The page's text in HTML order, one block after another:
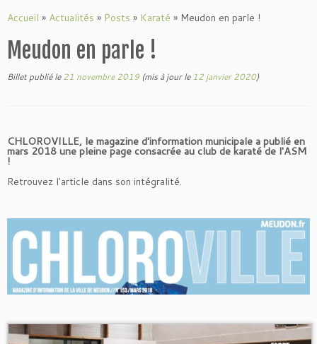
auAccueil » Actualités » Posts » Karaté » Meudon en parle !
Meudon en parle !
Billet publié le21 novembre 2019 (mis à jour le 12 janvier 2020)
CHLOROVILLE, le magazine d'information municipale a publié en
mars 2018 une pleine page consacrée au club de karaté de l'ASM
!
Retrouvez l'article dans son intégralité.